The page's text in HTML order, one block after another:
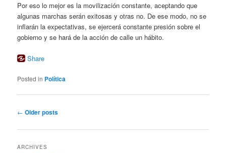
Por eso lo mejor es la movilización constante, aceptando que
algunas marchas serán exitosas y otras no. De ese modo, no se
inflarán la expectativas, se ejercerá constante presión sobre el
gobierno y se hará de la acción de calle un hábito.
Share
Posted in Política
Post
← Older posts
ARCHIVES